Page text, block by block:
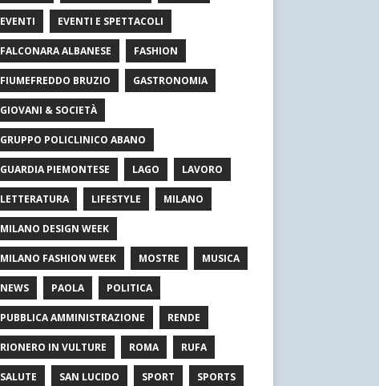
EVENTI EVENTI E SPETTACOLI
FALCONARA ALBANESE FASHION
FIUMEFREDDO BRUZIO GASTRONOMIA
GIOVANI & SOCIETÀ
GRUPPO POLICLINICO ABANO
GUARDIA PIEMONTESE LAGO LAVORO
LETTERATURA LIFESTYLE MILANO
MILANO DESIGN WEEK
MILANO FASHION WEEK MOSTRE MUSICA
NEWS PAOLA POLITICA
PUBBLICA AMMINISTRAZIONE RENDE
RIONERO IN VULTURE ROMA RUFA
SALUTE SAN LUCIDO SPORT SPORTS